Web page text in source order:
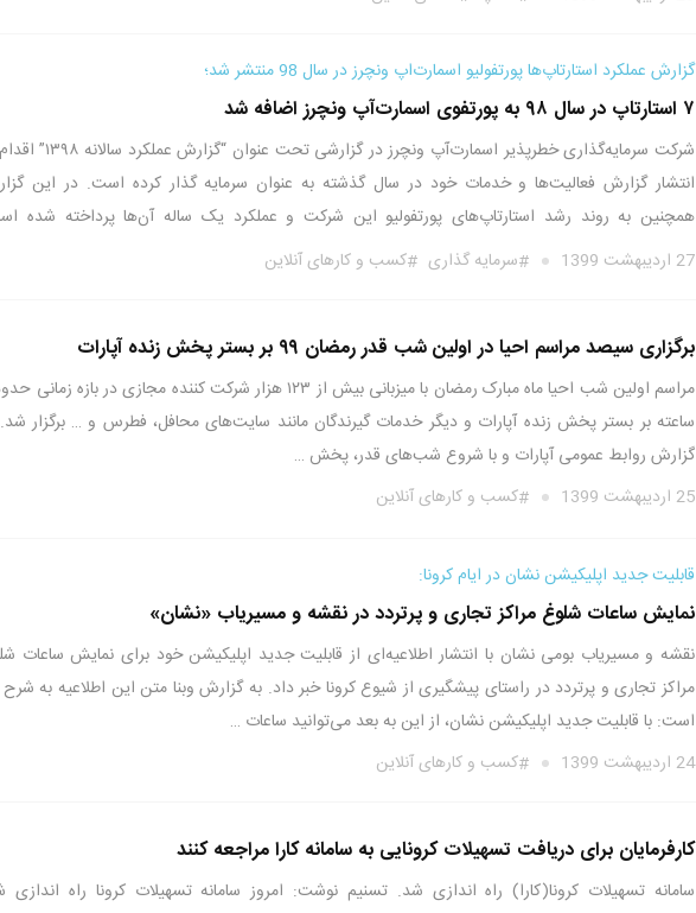
گزارش عملکرد استارتاپ‌ها پورتفولیو اسمارت‌اپ ونچرز در سال 98 منتشر شد؛
۷ استارتاپ در سال ۹۸ به پورتفوی اسمارت‌آپ ونچرز اضافه شد
شرکت سرمایه‌گذاری خطرپذیر اسمارت‌آپ ونچرز در گزارشی تحت عنوان
انتشار گزارش فعالیت‌ها و خدمات خود در سال گذشته به عنوان سرمایه گذار کرده است. در این
همچنین به روند رشد استارتاپ‌های پورتفولیو این شرکت و عملکرد یک ساله آن‌ها پرداخته شده
اسمارت‌آپ …
27 اردیبهشت 1399 سرمایه گذاری کسب و کارهای آنلاین
برگزاری سیصد مراسم احیا در اولین شب قدر رمضان ۹۹ بر بستر پخش زنده آپارات
ساعته بر بستر پخش زنده آپارات و دیگر خدمات گیرندگان مانند سایت‌های محافل، فطرس و … برگزار
گزارش روابط عمومی آپارات و با شروع شب‌های قدر، پخش …
25 اردیبهشت 1399
کسب و کارهای آنلاین
قابلیت جدید اپلیکیشن نشان در ایام کرونا:
نمایش ساعات شلوغ مراکز تجاری و پرتردد در نقشه و مسیریاب «نشان»
نقشه و مسیریاب بومی نشان با انتشار اطلاعیه‌ای از قابلیت جدید اپلیکیشن خود برای نمایش ساعات
مراکز تجاری و پرتردد در راستای پیشگیری از شیوع کرونا خبر داد. به گزارش وبنا متن این اطلاعیه به شرح
است: با قابلیت جدید اپلیکیشن نشان، از این به بعد می‌توانید ساعات …
24 اردیبهشت 1399
کسب و کارهای آنلاین
کارفرمایان برای دریافت تسهیلات کرونایی به سامانه کارا مراجعه کنند
سامانه تسهیلات کرونا(کارا) راه اندازی شد. تسنیم نوشت: امروز سامانه تسهیلات کرونا راه اندازی